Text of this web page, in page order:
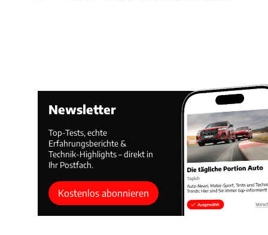
Newsletter
Top-Tests, echte
Erfahrungsberichte &
Technik-Highlights – direkt in
Ihr Postfach.
Kostenlos abonnieren